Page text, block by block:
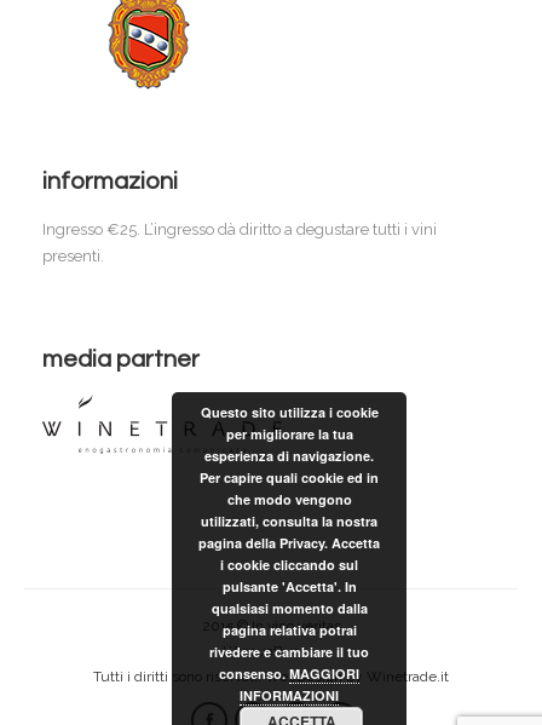
informazioni
Ingresso €25. L’ingresso dà diritto a degustare tutti i vini
presenti.
media partner
2015 © In vino veritas
L’AcquaBuona.
Tutti i diritti sono riservati. WebDesign by Winetrade.it
Questo sito utilizza i cookie
per migliorare la tua
esperienza di navigazione.
Per capire quali cookie ed in
che modo vengono
utilizzati, consulta la nostra
pagina della Privacy. Accetta
i cookie cliccando sul
pulsante 'Accetta'. In
qualsiasi momento dalla
pagina relativa potrai
rivedere e cambiare il tuo
consenso. MAGGIORI
INFORMAZIONI